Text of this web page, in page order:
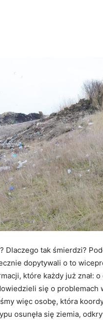
Dlaczego tak śmierdzi?
dopytywali o to
które każdy już znał:
się o problemach
więc osobę, która
osunęła się ziemia,